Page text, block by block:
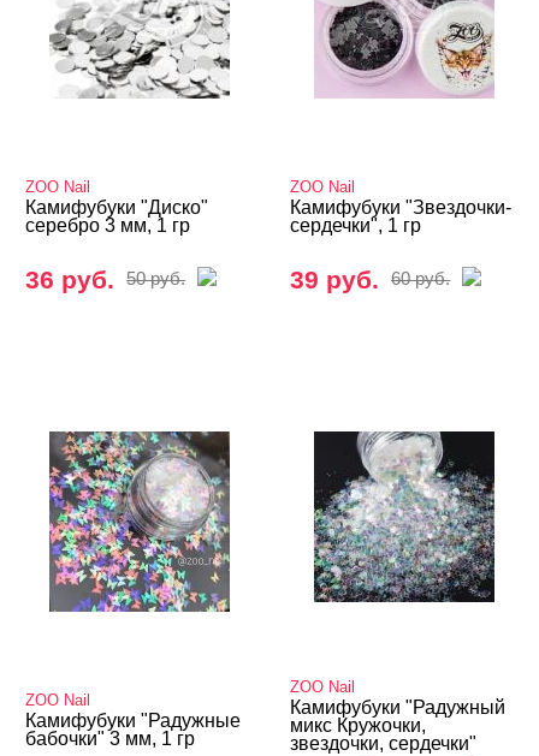
ZOO Nail
Камифубуки "Диско"
серебро 3 мм, 1 гр
36 руб. 50 руб.
ZOO Nail
Камифубуки "Звездочки-
сердечки", 1 гр
39 руб. 60 руб.
ZOO Nail
Камифубуки "Радужные
бабочки" 3 мм, 1 гр
ZOO Nail
Камифубуки "Радужный
микс Кружочки,
звездочки, сердечки"